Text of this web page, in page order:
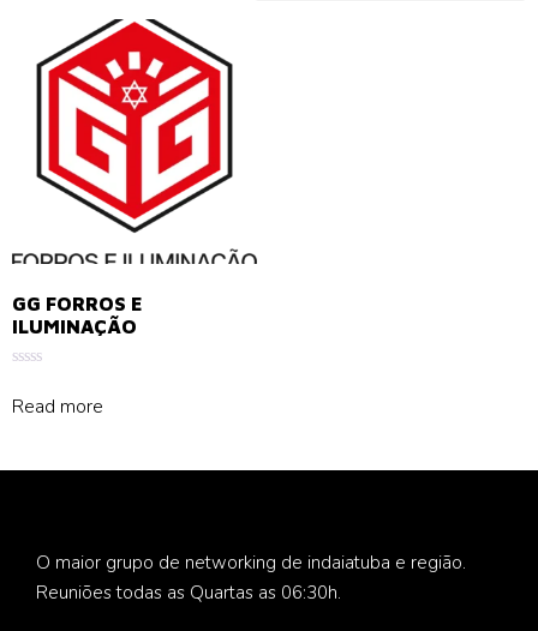
GG FORROS E
ILUMINAÇÃO
0
out
Read more
O maior grupo de networking de indaiatuba e região.
Reuniões todas as Quartas as 06:30h.